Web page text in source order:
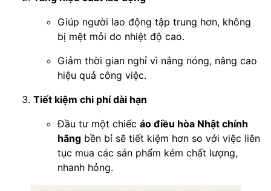
Giúp người lao động tập trung hơn, không
bị mệt mỏi do nhiệt độ cao.
Giảm thời gian nghỉ vì nắng nóng, nâng cao
hiệu quả công việc.
Tiết kiệm chi phí dài hạn
Đầu tư một chiếc áo điều hòa Nhật chính
hãng bền bỉ sẽ tiết kiệm hơn so với việc liên
tục mua các sản phẩm kém chất lượng,
nhanh hỏng.